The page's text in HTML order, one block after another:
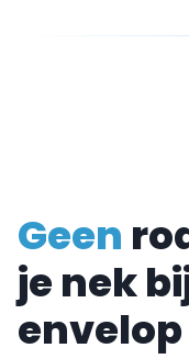
Geen
je nek
envelop